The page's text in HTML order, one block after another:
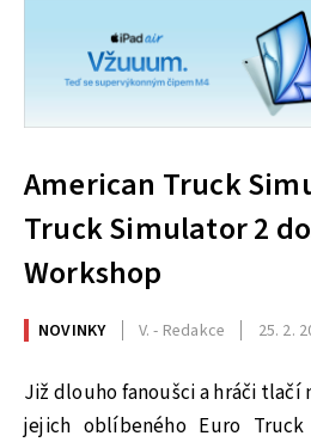
American Truck
Truck Simulator 2
Workshop
NOVINKY V. - Redakce 25. 2.
Již dlouho fanoušci a hráči tlačí
jejich oblíbeného Euro